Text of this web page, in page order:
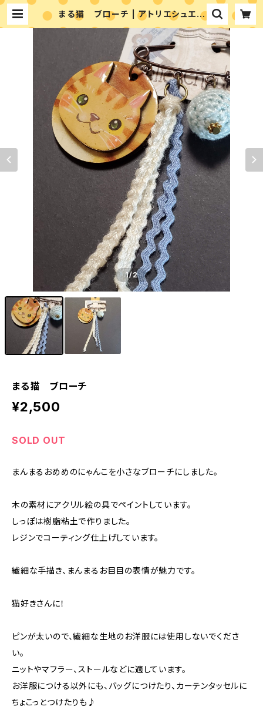
まる猫 ブローチ | アトリエシュエッ
ト 富永ゆかりのペイントショップ
1/2
まる猫 ブローチ
¥2,500
SOLD OUT
まんまるおめめのにゃんこを小さなブローチにしました。
木の素材にアクリル絵の具でペイントしています。
しっぽは樹脂粘土で作りました。
レジンでコーティング仕上げしています。
繊細な手描き、まんまるお目目の表情が魅力です。
猫好きさんに！
ピンが太いので、繊細な生地のお洋服には使用しないでくださ
い。
ニットやマフラー、ストールなどに適しています。
お洋服につける以外にも、バッグにつけたり、カーテンタッセルに
ちょこっとつけたりも♪